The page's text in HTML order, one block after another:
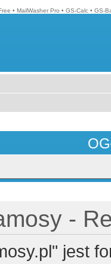
• MailWasher Pro • GS-Calc • GS-
-
jest